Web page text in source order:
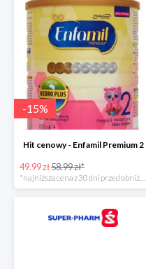
-15%
Hit cenowy - Enfamil Premium 2
49.99 zł58.99 zł*